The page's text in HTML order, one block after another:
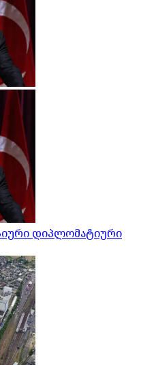
დიპლომატიური